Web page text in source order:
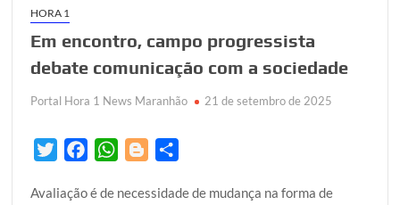
HORA 1
Em encontro, campo progressista
debate comunicação com a sociedade
Portal Hora 1 News Maranhão 21 de setembro de 2025
i
c
W
a
o
a
Avaliação é de necessidade de mudança na forma de